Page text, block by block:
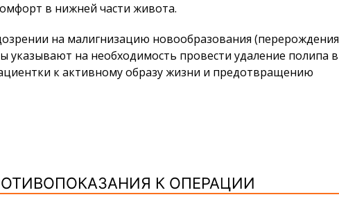
в нижней части живота.
на малигнизацию новообразования (перерождения
на необходимость провести удаление полипа в
к активному образу жизни и предотвращению
К ОПЕРАЦИИ